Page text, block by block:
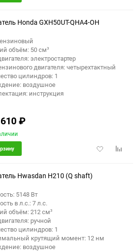
Honda GXH50UT-QHA4-OH
объём: 50 см³
электростартер
двигателя: четырехтактный
цилиндров: 1
воздушное
инструкция
₽
Добавить
Hwasdan H210 (Q shaft)
5148 Вт
в л.с.: 7 л.с.
объём: 212 см³
ручной
цилиндров: 1
крутящий момент: 12 нм
воздушное